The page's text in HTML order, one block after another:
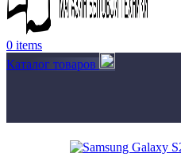
0 items
Каталог товаров